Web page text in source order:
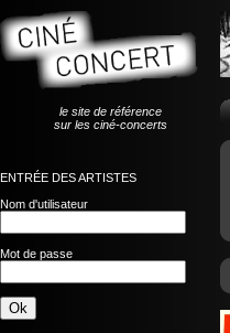
le site de référence
sur les ciné-concerts
ENTRÉE DES ARTISTES
Nom d'utilisateur
Mot de passe